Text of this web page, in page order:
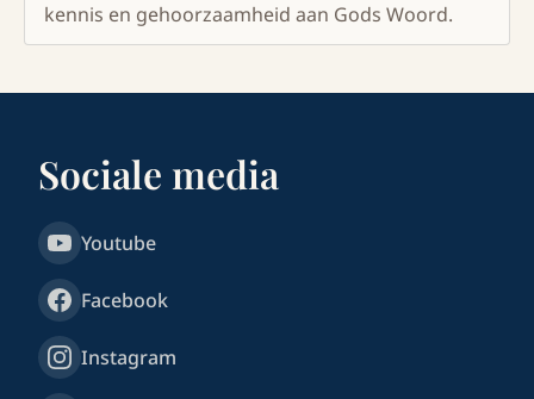
kennis en gehoorzaamheid aan Gods Woord.
Sociale media
Youtube
Facebook
Instagram